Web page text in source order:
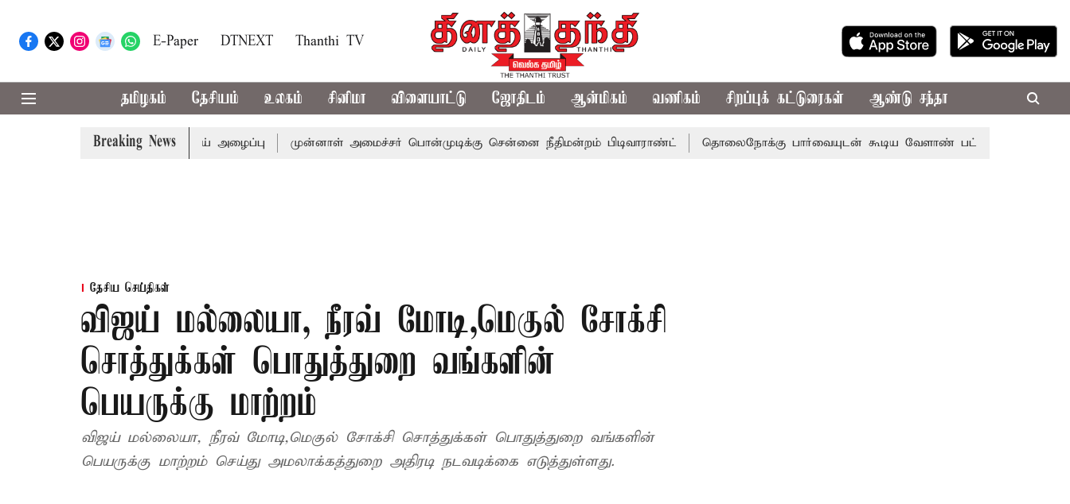
E-Paper DTNEXT Thanthi TV
தமிழகம் தேசியம் உலகம் சினிமா விளையாட்டு ஜோதிடம் ஆன்மிகம் வணிகம் சிறப்புக் கட்டுரைகள் ஆண்டு சந்தா
Breaking News
முதல்-அமைச்சர் விஜய் அழைப்பு முன்னாள் அமைச்சர் பொன்முடிக்கு சென்னை நீதிமன்றம் பிடிவாராண்ட் தொலைநோக்கு பார்வையுடன் கூடிய வேளாண் பட்ஜெட்: முதல்-அமைச்சர்
தேசிய செய்திகள்
விஜய் மல்லையா, நீரவ் மோடி,மெகுல் சோக்சி
சொத்துக்கள் பொதுத்துறை வங்களின்
பெயருக்கு மாற்றம்
விஜய் மல்லையா, நீரவ் மோடி,மெகுல் சோக்சி சொத்துக்கள் பொதுத்துறை வங்களின்
பெயருக்கு மாற்றம் செய்து அமலாக்கத்துறை அதிரடி நடவடிக்கை எடுத்துள்ளது.